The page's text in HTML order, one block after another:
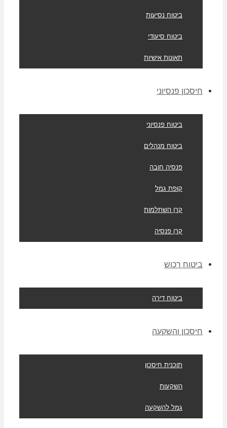
ביטוח נסיעות
ביטוח סיעודי
תאונות אישיות
חיסכון פנסיוני
ביטוח פנסיוני
ביטוח מנהלים
פנסיה חובה
קופת גמל
קרן השתלמות
קרן פנסיה
ביטוח רכוש
ביטוח דירה
חיסכון והשקעה
תוכנית חיסכון
השקעות
גמל להשקעה